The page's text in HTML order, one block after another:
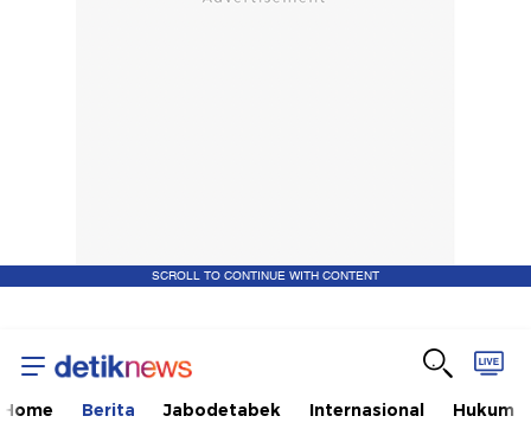
SCROLL TO CONTINUE WITH CONTENT
Home Berita Jabodetabek Internasional Hukum